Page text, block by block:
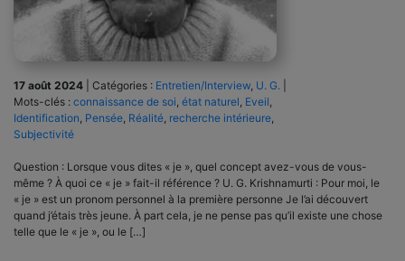
17 août 2024 Catégories : Entretien/Interview U. G.
Mots-clés : connaissance de soi état naturel Eveil
Identification Pensée Réalité recherche intérieure
Subjectivité
Question : Lorsque vous dites « je », quel concept avez-vous de vous-
même ? À quoi ce « je » fait-il référence ? U. G. Krishnamurti : Pour moi, le
« je » est un pronom personnel à la première personne Je l’ai découvert
quand j’étais très jeune. À part cela, je ne pense pas qu’il existe une chose
telle que le « je », ou le […]